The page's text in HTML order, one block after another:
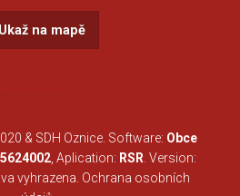
Ukaž na mapě
& SDH Oznice . Software: Obce
, Aplication: RSR . Version:
vyhrazena. Ochrana osobních